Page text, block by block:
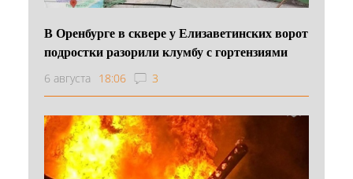
В Оренбурге в сквере у Елизаветинских ворот
подростки разорили клумбу с гортензиями
6 августа 18:06 3